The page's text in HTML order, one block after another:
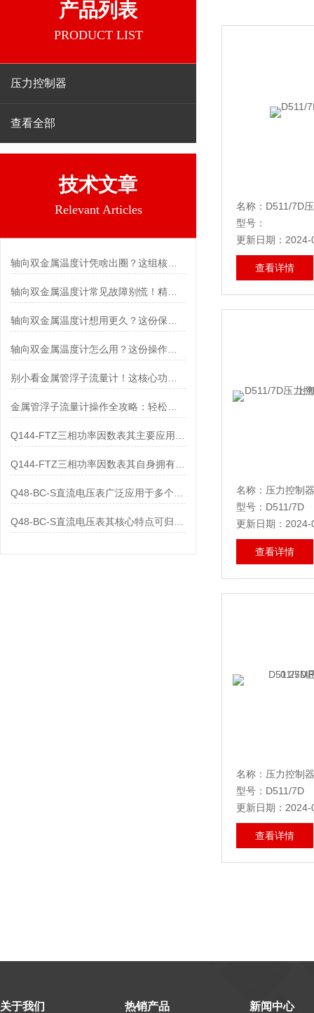
产品列表
PRODUCT LIST
压力控制器
查看全部
技术文章
Relevant Articles
轴向双金属温度计凭啥出圈？这组核心特点给出了答案
轴向双金属温度计常见故障别慌！精准定位，轻松搞定难题
轴向双金属温度计怎么用？这份操作指南，新手也能快速拿捏！
金属管浮子流量计操作全攻略：轻松拿捏，精准掌控每一步！
Q144-FTZ三相功率因数表其自身拥有怎样的功能呢？
名称：D511/7D
型号：
更新日期：2024-
查看详情
型号：D511/7D
更新日期：2024-
查看详情
型号：D511/7D
更新日期：2024-
查看详情
关于我们 热销产品 新闻中心